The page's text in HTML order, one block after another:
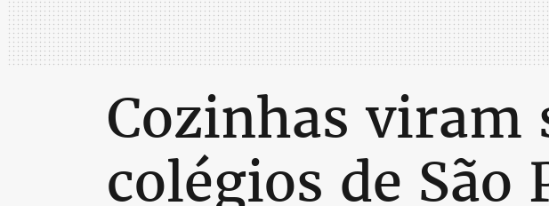
Cozinhas viram
colégios de São